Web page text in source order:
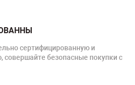
сертифицированную и
совершайте безопасные покупки с